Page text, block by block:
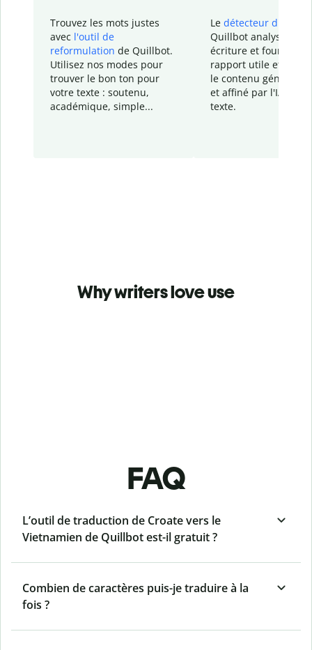
Trouvez les mots justes
avec l'outil de
reformulation de Quillbot.
Utilisez nos modes pour
trouver le bon ton pour
votre texte : soutenu,
académique, simple...
Le détecteur d'IA
Quillbot analyse votre
écriture et fournit un
rapport utile et
le contenu généré
et affiné par l'IA
texte.
Why writers love use
FAQ
L’outil de traduction de Croate vers le
Vietnamien de Quillbot est-il gratuit ?
Combien de caractères puis-je traduire à la
fois ?